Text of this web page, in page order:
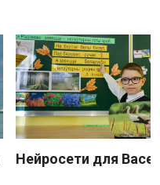
Нейросети для